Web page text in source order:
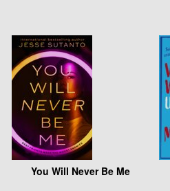
You Will Never Be Me